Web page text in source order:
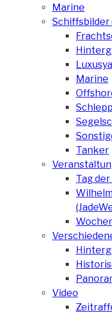
Marine
Schiffsbilder
Marine
Tanker
Tag
Video